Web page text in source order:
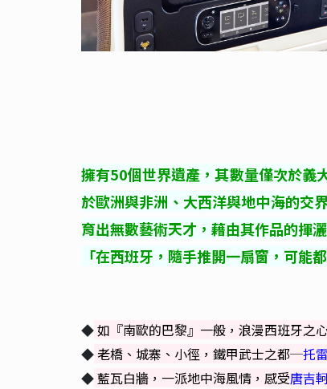
擁有50個世界遺產，其數量僅次於義
於歐洲與非洲、大西洋與地中海的交
育出無數藝術天才，藉由其作品的揮
「在西班牙，隨手推開一扇窗，可能
◆ 如『南歐的巴黎』一般，浪漫西班牙之
◆ 老橋、城寨、小徑，鐵甲武士之都─托
◆藍瓦白牆，一派地中海風情，感受唐吉